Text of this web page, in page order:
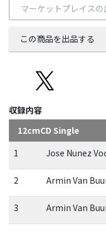
マーケットプレイスの
この商品を出品する
収録内容
12cmCD Single
1
Jose Nunez
2 Armin Van
3 Armin Van